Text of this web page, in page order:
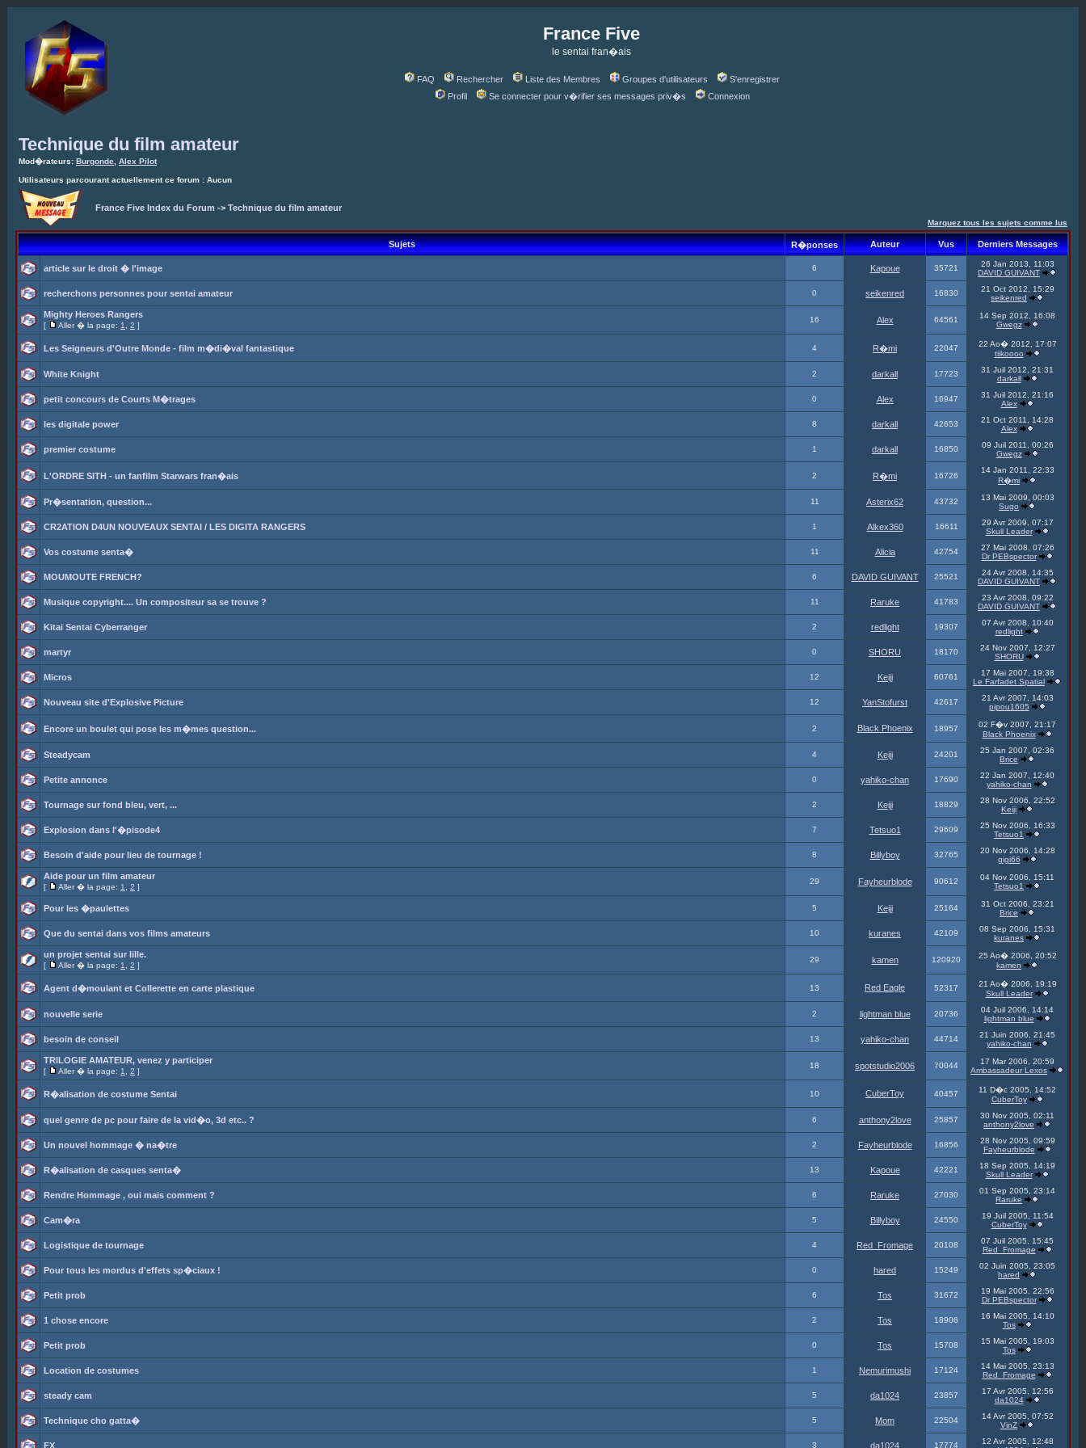
France Five
le sentai fran�ais
FAQ Rechercher Liste des Membres Groupes d'utilisateurs
S'enregistrer
Profil
Se connecter pour v�rifier ses messages priv�s Connexion
Technique du film amateur
Mod�rateurs: Burgonde Alex Pilot
Utilisateurs parcourant actuellement ce forum : Aucun
France Five Index du Forum -> Technique du film amateur
Marquez tous les sujets comme lus
Sujets R�ponses Auteur Vus Derniers Messages
article sur le droit � l'image 6 Kapoue 35721
26 Jan 2013, 11:03
DAVID GUIVANT
recherchons personnes pour sentai amateur 0 seikenred 16830
21 Oct 2012, 15:29
seikenred
Mighty Heroes Rangers
[ Aller � la page: 1 2 ]
16 Alex 64561
14 Sep 2012, 16:08
Gwegz
Les Seigneurs d'Outre Monde - film m�di�val fantastique 4 R�mi 22047
22 Ao� 2012, 17:07
tiikoooo
White Knight 2 darkall 17723
31 Juil 2012, 21:31
darkall
petit concours de Courts M�trages 0 Alex 16947
31 Juil 2012, 21:16
Alex
les digitale power 8 darkall 42653
21 Oct 2011, 14:28
Alex
premier costume 1 darkall 16850
09 Juil 2011, 00:26
Gwegz
L'ORDRE SITH - un fanfilm Starwars fran�ais 2 R�mi 16726
14 Jan 2011, 22:33
R�mi
Pr�sentation, question... 11 Asterix62 43732
13 Mai 2009, 00:03
Sugo
CR2ATION D4UN NOUVEAUX SENTAI / LES DIGITA RANGERS 1 Alkex360 16611
29 Avr 2009, 07:17
Skull Leader
Vos costume senta� 11 Alicia 42754
27 Mai 2008, 07:26
Dr PEBspector
MOUMOUTE FRENCH? 6 DAVID GUIVANT 25521
24 Avr 2008, 14:35
DAVID GUIVANT
Musique copyright.... Un compositeur sa se trouve ? 11 Raruke 41783
23 Avr 2008, 09:22
DAVID GUIVANT
Kitai Sentai Cyberranger 2 redlight 19307
07 Avr 2008, 10:40
redlight
martyr 0 SHORU 18170
24 Nov 2007, 12:27
SHORU
Micros 12 Keiji 60761
17 Mai 2007, 19:38
Le Farfadet Spatial
Nouveau site d'Explosive Picture 12 YanStofurst 42617
21 Avr 2007, 14:03
pipou1605
Encore un boulet qui pose les m�mes question... 2 Black Phoenix 18957
02 F�v 2007, 21:17
Black Phoenix
Steadycam 4 Keiji 24201
25 Jan 2007, 02:36
Brice
Petite annonce 0 yahiko-chan 17690
22 Jan 2007, 12:40
yahiko-chan
Tournage sur fond bleu, vert, ... 2 Keiji 18829
28 Nov 2006, 22:52
Keiji
Explosion dans l'�pisode4 7 Tetsuo1 29609
25 Nov 2006, 16:33
Tetsuo1
Besoin d'aide pour lieu de tournage ! 8 Billyboy 32765
20 Nov 2006, 14:28
gigi66
Aide pour un film amateur
[ Aller � la page: 1 2 ]
29 Fayheurblode 90612
04 Nov 2006, 15:11
Tetsuo1
Pour les �paulettes 5 Keiji 25164
31 Oct 2006, 23:21
Brice
Que du sentai dans vos films amateurs 10 kuranes 42109
08 Sep 2006, 15:31
kuranes
un projet sentai sur lille.
[ Aller � la page: 1 2 ]
29 kamen 120920
25 Ao� 2006, 20:52
kamen
Agent d�moulant et Collerette en carte plastique 13 Red Eagle 52317
21 Ao� 2006, 19:19
Skull Leader
nouvelle serie 2 lightman blue 20736
04 Juil 2006, 14:14
lightman blue
besoin de conseil 13 yahiko-chan 44714
21 Juin 2006, 21:45
yahiko-chan
TRILOGIE AMATEUR, venez y participer
[ Aller � la page: 1 2 ]
18 spotstudio2006 70044
17 Mar 2006, 20:59
Ambassadeur Lexos
R�alisation de costume Sentai 10 CuberToy 40457
11 D�c 2005, 14:52
CuberToy
quel genre de pc pour faire de la vid�o, 3d etc.. ? 6 anthony2love 25857
30 Nov 2005, 02:11
anthony2love
Un nouvel hommage � na�tre 2 Fayheurblode 16856
28 Nov 2005, 09:59
Fayheurblode
R�alisation de casques senta� 13 Kapoue 42221
18 Sep 2005, 14:19
Skull Leader
Rendre Hommage , oui mais comment ? 6 Raruke 27030
01 Sep 2005, 23:14
Raruke
Cam�ra 5 Billyboy 24550
19 Juil 2005, 11:54
CuberToy
Logistique de tournage 4 Red_Fromage 20108
07 Juil 2005, 15:45
Red_Fromage
Pour tous les mordus d'effets sp�ciaux ! 0 hared 15249
02 Juin 2005, 23:05
hared
Petit prob 6 Tos 31672
19 Mai 2005, 22:56
Dr PEBspector
1 chose encore 2 Tos 18906
16 Mai 2005, 14:10
Tos
Petit prob 0 Tos 15708
15 Mai 2005, 19:03
Tos
Location de costumes 1 Nemurimushi 17124
14 Mai 2005, 23:13
Red_Fromage
steady cam 5 da1024 23857
17 Avr 2005, 12:56
da1024
Technique cho gatta� 5 Mom 22504
14 Avr 2005, 07:52
VinZ
FX 3 da1024 17774
12 Avr 2005, 12:48